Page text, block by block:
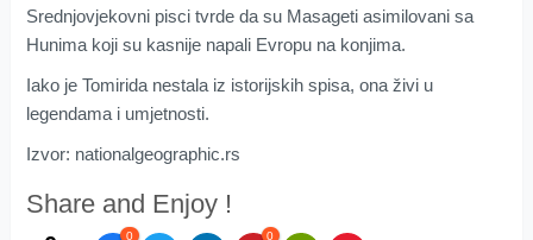
Srednjovjekovni pisci tvrde da su Masageti asimilovani sa
Hunima koji su kasnije napali Evropu na konjima.
Iako je Tomirida nestala iz istorijskih spisa, ona živi u
legendama i umjetnosti.
Izvor: nationalgeographic.rs
Share and Enjoy !
0 0